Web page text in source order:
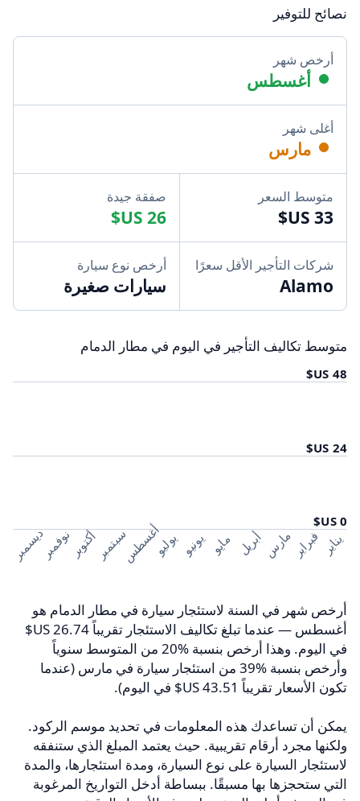
نصائح للتوفير
أرخص شهر
أغسطس
أغلى شهر
مارس
متوسط السعر صفقة جيدة
شركات التأجير الأقل سعرًا
Alamo
أرخص نوع سيارة
سيارات صغيرة
متوسط تكاليف التأجير في اليوم في مطار الدمام
يناير فبرايرمارس أبريل مايو يونيو يوليوأغسطسسبتمبرأكتوبرنوفمبرديسمبر
أرخص شهر في السنة لاستئجار سيارة في مطار الدمام هو
أغسطس — عندما تبلغ تكاليف الاستئجار تقريباً ‏26.74 US$
في اليوم. وهذا أرخص بنسبة 20‎%‎ من المتوسط سنوياً
وأرخص بنسبة 39‎%‎ من استئجار سيارة في مارس (عندما
تكون الأسعار تقريباً ‏43.51 US$ في اليوم).
يمكن أن تساعدك هذه المعلومات في تحديد موسم الركود.
ولكنها مجرد أرقام تقريبية. حيث يعتمد المبلغ الذي ستنفقه
لاستئجار السيارة على نوع السيارة، ومدة استئجارها، والمدة
التي ستحجزها بها مسبقًا. ببساطة أدخل التواريخ المرغوبة